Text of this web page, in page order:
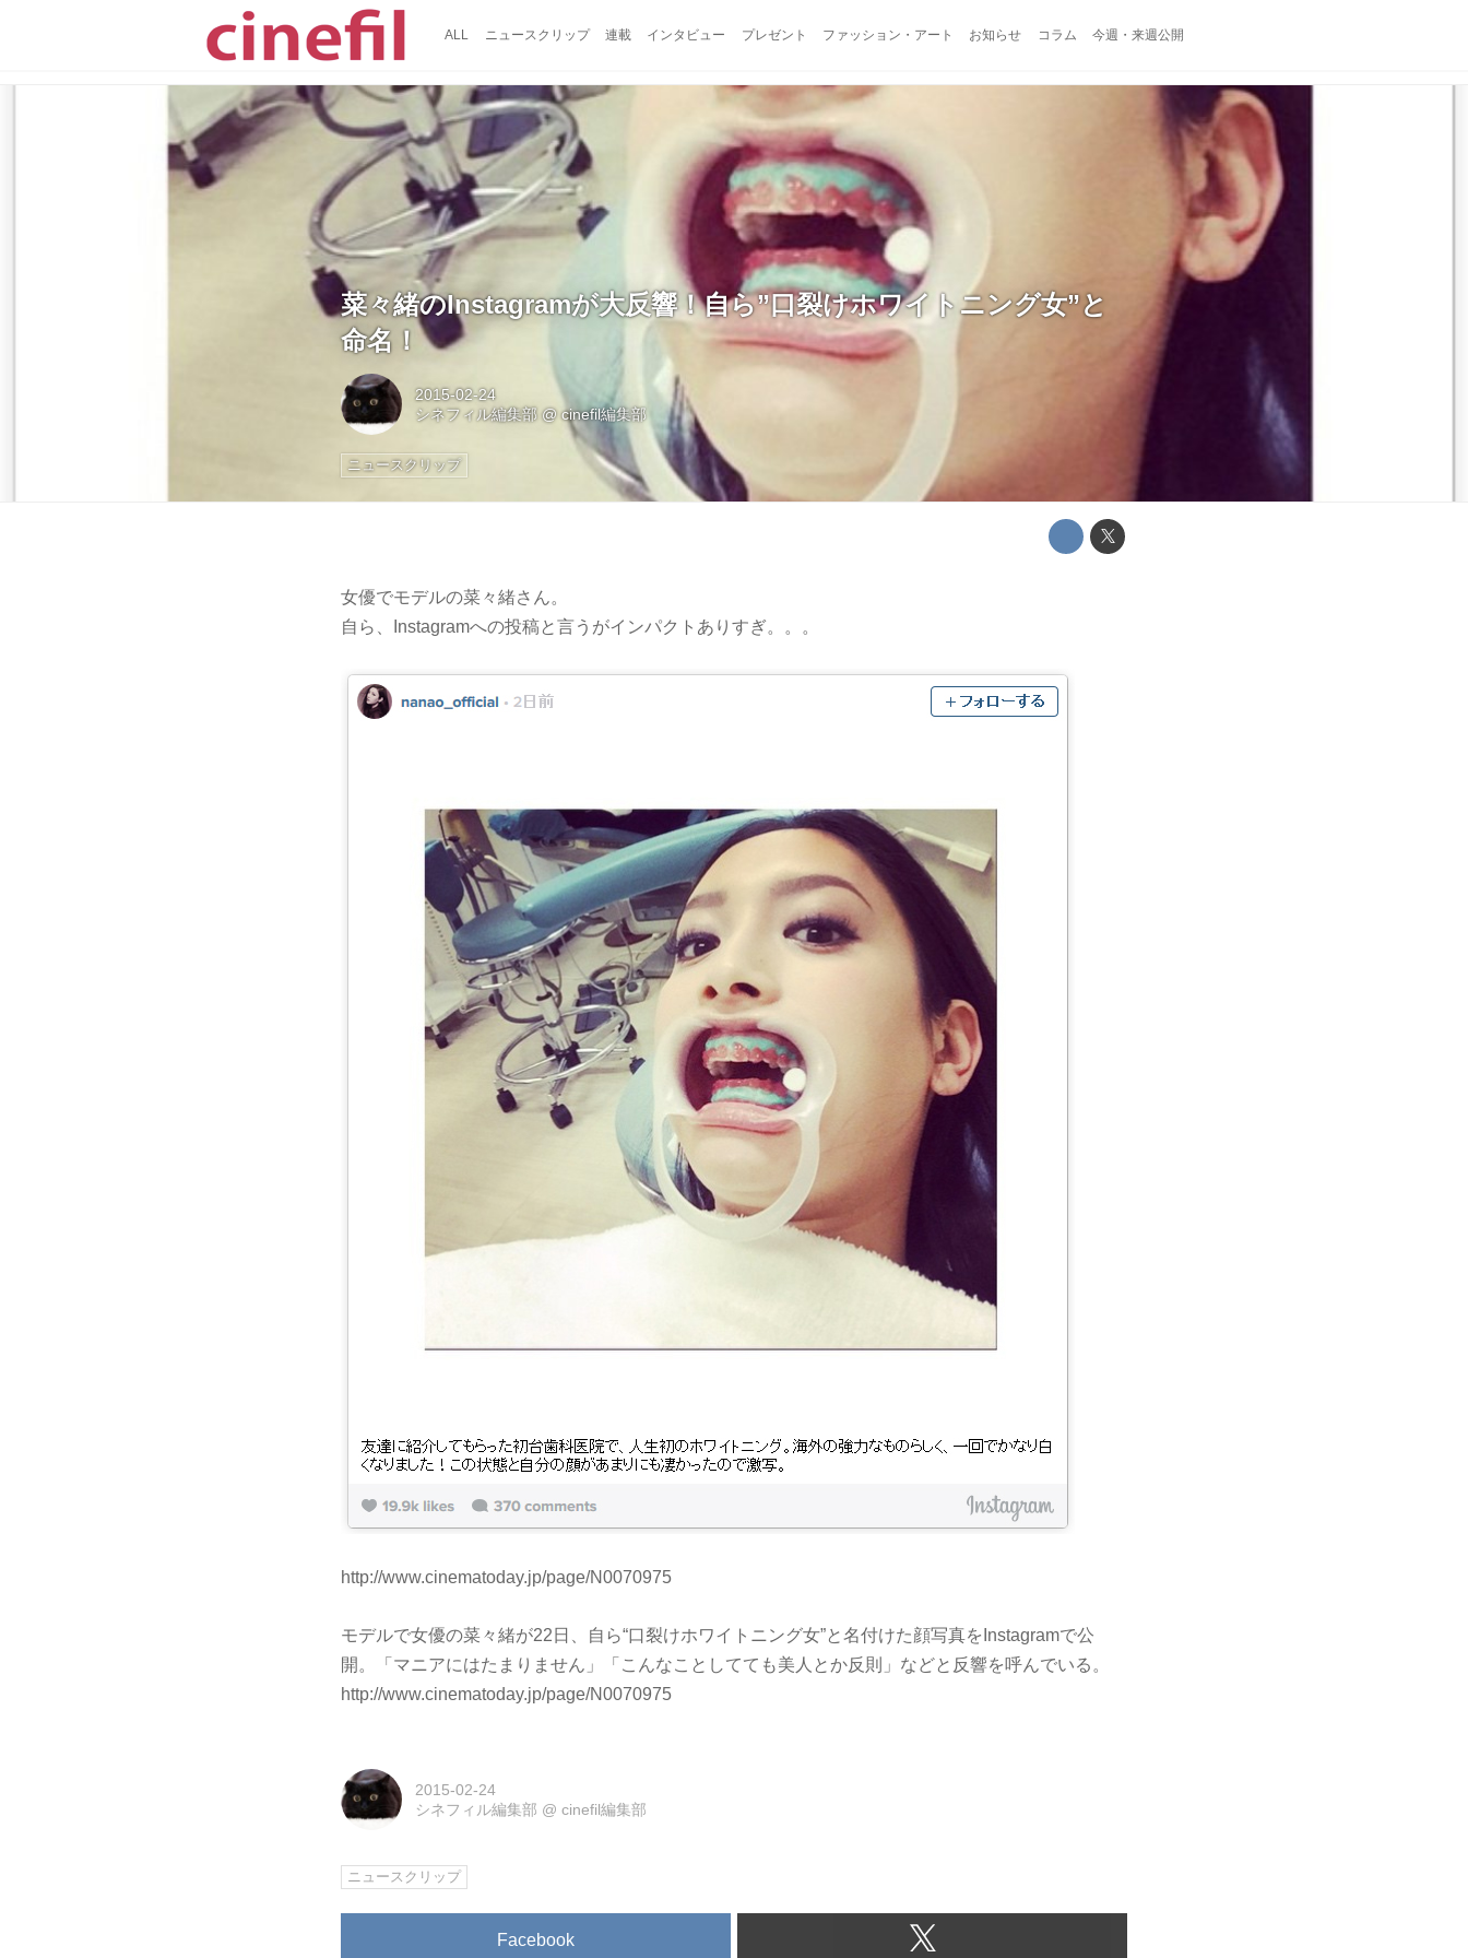
ALL ニュースクリップ 連載 インタビュー プレゼント ファッション・アート お知らせ コラム 今週・来週公開
菜々緒のInstagramが大反響！自ら”口裂けホワイトニング女”と
命名！
2015-02-24
シネフィル編集部 @cinefil編集部
ニュースクリップ
女優でモデルの菜々緒さん。
自ら、Instagramへの投稿と言うがインパクトありすぎ。。。
http://www.cinematoday.jp/page/N0070975
モデルで女優の菜々緒が22日、自ら“口裂けホワイトニング女”と名付けた顔写真をInstagramで公
開。「マニアにはたまりません」「こんなことしてても美人とか反則」などと反響を呼んでいる。
http://www.cinematoday.jp/page/N0070975
2015-02-24
シネフィル編集部 @cinefil編集部
ニュースクリップ
Facebook